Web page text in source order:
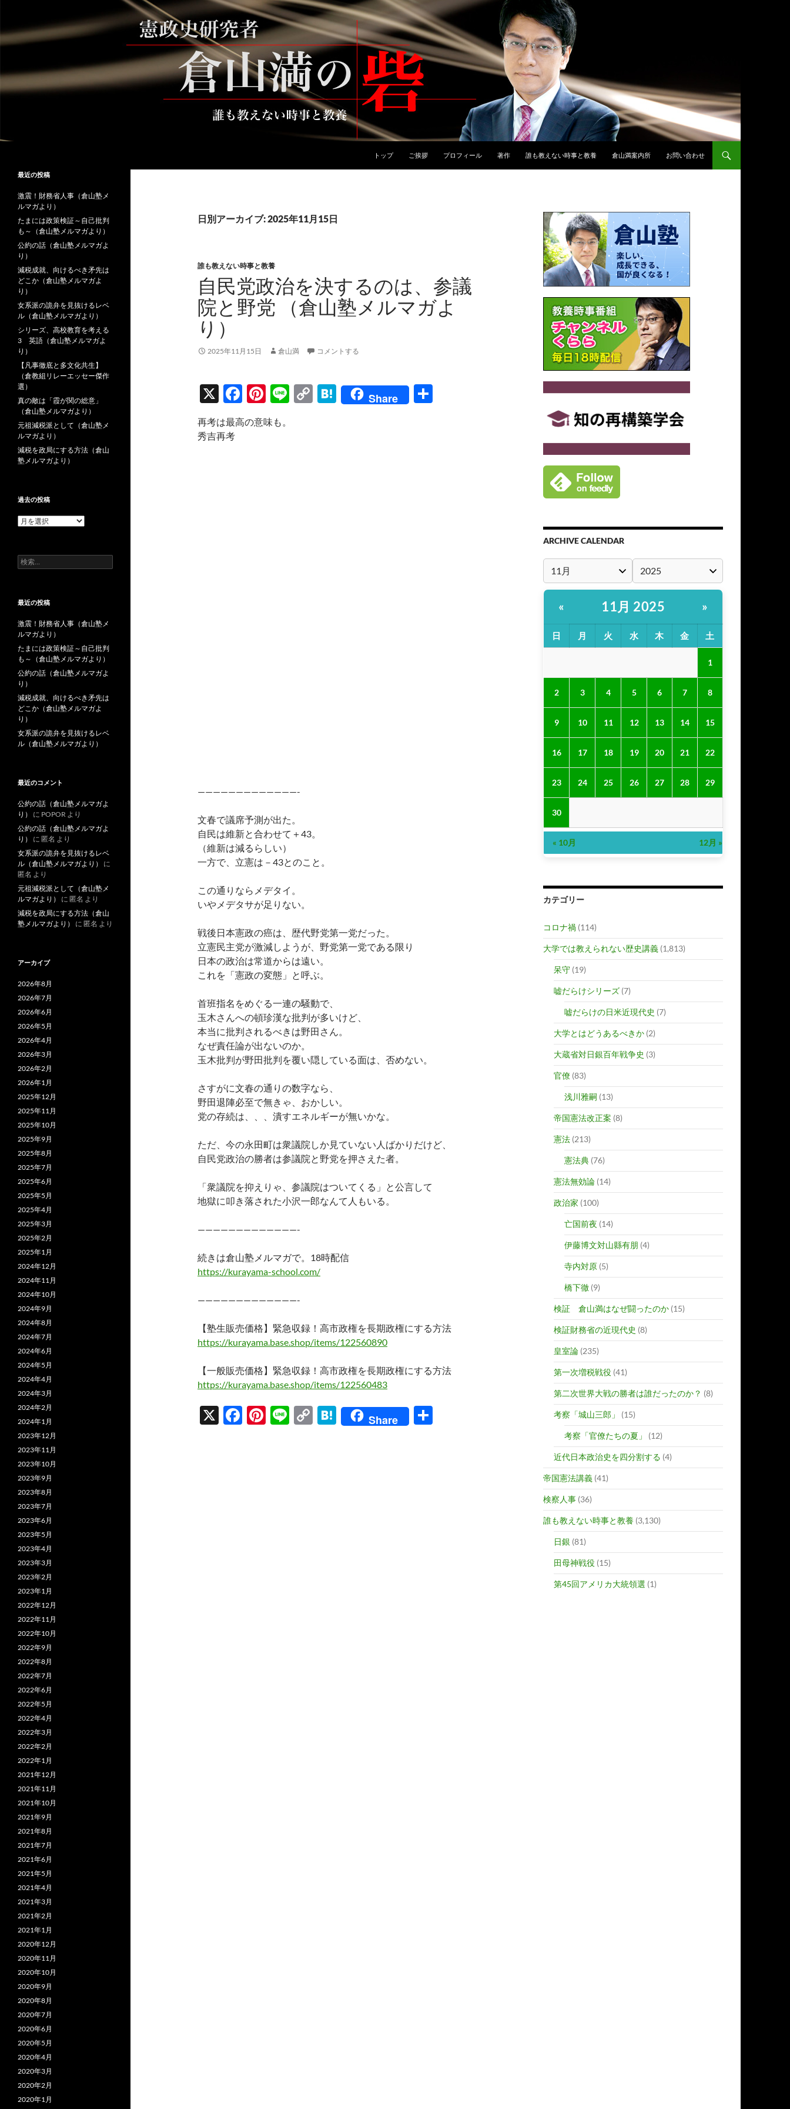
テ
ン
へ
ス
トップ ご挨拶 プロフィール 著作 誰も教えない時事と教養 倉山満案内所 お問い合わせ
日別アーカイブ: 2025年11月15日
誰も教えない時事と教養
自民党政治を決するのは、参議
院と野党 （倉山塾メルマガよ
り）
2025年11月15日 倉山満 コメントする
X
F
ac
e
Pi
nt
er
Li
C
H
at
Share
再考は最高の意味も。
秀吉再考
—————————————-
文春で議席予測が出た。
自民は維新と合わせて＋43。
（維新は減るらしい）
一方で、立憲は－43とのこと。
この通りならメデタイ。
いやメデタサが足りない。
戦後日本憲政の癌は、歴代野党第一党だった。
立憲民主党が激減しようが、野党第一党である限り
日本の政治は常道からは遠い。
これを「憲政の変態」と呼ぶ。
首班指名をめぐる一連の騒動で、
玉木さんへの頓珍漢な批判が多いけど、
本当に批判されるべきは野田さん。
なぜ責任論が出ないのか。
玉木批判が野田批判を覆い隠している面は、否めない。
さすがに文春の通りの数字なら、
野田退陣必至で無きゃ、おかしい。
党の存続は、、、潰すエネルギーが無いかな。
ただ、今の永田町は衆議院しか見ていない人ばかりだけど、
自民党政治の勝者は参議院と野党を押さえた者。
「衆議院を抑えりゃ、参議院はついてくる」と公言して
地獄に叩き落された小沢一郎なんて人もいる。
—————————————-
続きは倉山塾メルマガで。18時配信
https://kurayama-school.com/
—————————————-
【塾生販売価格】緊急収録！高市政権を長期政権にする方法
https://kurayama.base.shop/items/122560890
【一般販売価格】緊急収録！高市政権を長期政権にする方法
https://kurayama.base.shop/items/122560483
X
F
Pi Li
C
H
at
Share
ARCHIVE CALENDAR
« 11月 2025 »
日 月 火 水 木 金 土
1
2 3 4 5 6 7 8
9 10 11 12 13 14 15
16 17 18 19 20 21 22
23 24 25 26 27 28 29
30
« 10月 12月 »
カテゴリー
コロナ禍 (114)
大学では教えられない歴史講義 (1,813)
呆守 (19)
嘘だらけシリーズ (7)
嘘だらけの日米近現代史 (7)
大学とはどうあるべきか (2)
大蔵省対日銀百年戦争史 (3)
官僚 (83)
浅川雅嗣 (13)
帝国憲法改正案 (8)
憲法 (213)
憲法典 (76)
憲法無効論 (14)
政治家 (100)
亡国前夜 (14)
伊藤博文対山縣有朋 (4)
寺内対原 (5)
橋下徹 (9)
検証 倉山満はなぜ闘ったのか (15)
検証財務省の近現代史 (8)
皇室論 (235)
第一次増税戦役 (41)
第二次世界大戦の勝者は誰だったのか？ (8)
考察「城山三郎」 (15)
考察「官僚たちの夏」 (12)
近代日本政治史を四分割する (4)
帝国憲法講義 (41)
検察人事 (36)
誰も教えない時事と教養 (3,130)
日銀 (81)
田母神戦役 (15)
第45回アメリカ大統領選 (1)
倉山満の砦～誰も教えない時事と教
最近の投稿
激震！財務省人事（倉山塾メ
ルマガより）
たまには政策検証～自己批判
も～（倉山塾メルマガより）
公約の話（倉山塾メルマガよ
り）
減税成就、向けるべき矛先は
どこか（倉山塾メルマガよ
り）
女系派の詭弁を見抜けるレベ
ル（倉山塾メルマガより）
シリーズ、高校教育を考える
3 英語（倉山塾メルマガよ
り）
【凡事徹底と多文化共生】
（倉教組リレーエッセー傑作
選）
真の敵は「霞が関の総意」
（倉山塾メルマガより）
元祖減税派として（倉山塾メ
ルマガより）
減税を政局にする方法（倉山
塾メルマガより）
過去の投稿
過
稿
検
索:
最近の投稿
激震！財務省人事（倉山塾メ
ルマガより）
たまには政策検証～自己批判
も～（倉山塾メルマガより）
公約の話（倉山塾メルマガよ
り）
減税成就、向けるべき矛先は
どこか（倉山塾メルマガよ
り）
女系派の詭弁を見抜けるレベ
ル（倉山塾メルマガより）
最近のコメント
公約の話（倉山塾メルマガよ
り）
に POPOR より
公約の話（倉山塾メルマガよ
り）
に 匿名 より
女系派の詭弁を見抜けるレベ
ル（倉山塾メルマガより）
に
匿名 より
元祖減税派として（倉山塾メ
ルマガより）
に 匿名 より
減税を政局にする方法（倉山
塾メルマガより）
に 匿名 より
アーカイブ
2026年8月
2026年7月
2026年6月
2026年5月
2026年4月
2026年3月
2026年2月
2026年1月
2025年12月
2025年11月
2025年10月
2025年9月
2025年8月
2025年7月
2025年6月
2025年5月
2025年4月
2025年3月
2025年2月
2025年1月
2024年12月
2024年11月
2024年10月
2024年9月
2024年8月
2024年7月
2024年6月
2024年5月
2024年4月
2024年3月
2024年2月
2024年1月
2023年12月
2023年11月
2023年10月
2023年9月
2023年8月
2023年7月
2023年6月
2023年5月
2023年4月
2023年3月
2023年2月
2023年1月
2022年12月
2022年11月
2022年10月
2022年9月
2022年8月
2022年7月
2022年6月
2022年5月
2022年4月
2022年3月
2022年2月
2022年1月
2021年12月
2021年11月
2021年10月
2021年9月
2021年8月
2021年7月
2021年6月
2021年5月
2021年4月
2021年3月
2021年2月
2021年1月
2020年12月
2020年11月
2020年10月
2020年9月
2020年8月
2020年7月
2020年6月
2020年5月
2020年4月
2020年3月
2020年2月
2020年1月